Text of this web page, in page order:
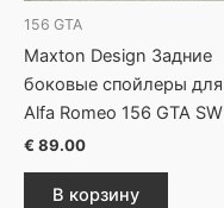
156 GTA
Maxton Design Задние
боковые спойлеры для
Alfa Romeo 156 GTA SW
€ 89.00
В корзину